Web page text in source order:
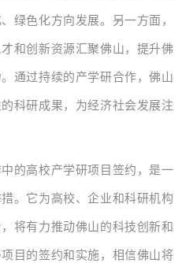
绿色化方向发展。另一方面，
和创新资源汇聚佛山，提升佛
通过持续的产学研合作，佛山
科研成果，为经济社会发展注
的高校产学研项目签约，是一
。它为高校、企业和科研机构
将有力推动佛山的科技创新和
目的签约和实施，相信佛山将